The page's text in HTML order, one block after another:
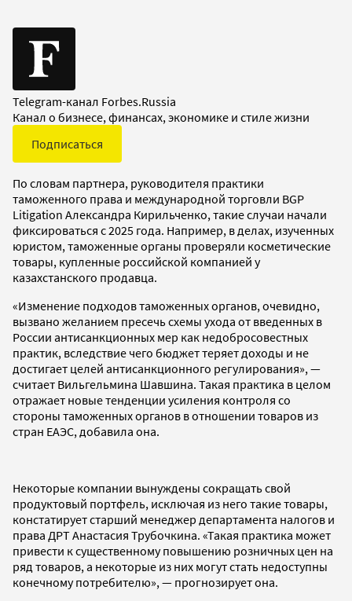
Telegram-канал Forbes.Russia
Канал о бизнесе, финансах, экономике и стиле жизни
Подписаться
По словам партнера, руководителя практики
таможенного права и международной торговли BGP
Litigation Александра Кирильченко, такие случаи начали
фиксироваться с 2025 года. Например, в делах, изученных
юристом, таможенные органы проверяли косметические
товары, купленные российской компанией у
казахстанского продавца.
«Изменение подходов таможенных органов, очевидно,
вызвано желанием пресечь схемы ухода от введенных в
России антисанкционных мер как недобросовестных
практик, вследствие чего бюджет теряет доходы и не
достигает целей антисанкционного регулирования», —
считает Вильгельмина Шавшина. Такая практика в целом
отражает новые тенденции усиления контроля со
стороны таможенных органов в отношении товаров из
стран ЕАЭС, добавила она.
Некоторые компании вынуждены сокращать свой
продуктовый портфель, исключая из него такие товары,
констатирует старший менеджер департамента налогов и
права ДРТ Анастасия Трубочкина. «Такая практика может
привести к существенному повышению розничных цен на
ряд товаров, а некоторые из них могут стать недоступны
конечному потребителю», — прогнозирует она.